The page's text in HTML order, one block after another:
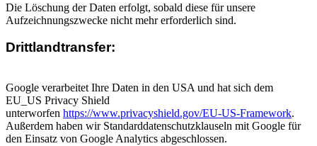
Die Löschung der Daten erfolgt, sobald diese für unsere
Aufzeichnungszwecke nicht mehr erforderlich sind.
Drittlandtransfer:
Google verarbeitet Ihre Daten in den USA und hat sich dem
EU_US Privacy Shield
unterworfen https://www.privacyshield.gov/EU-US-Framework.
Außerdem haben wir Standarddatenschutzklauseln mit Google für
den Einsatz von Google Analytics abgeschlossen.